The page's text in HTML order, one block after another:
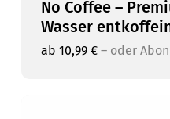
No Coffee –
Wasser
ab 10,99 € –oder